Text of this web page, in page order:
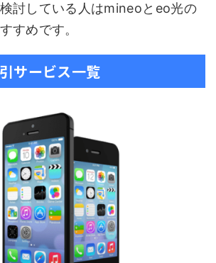
討している人はmineoとeo光の
すめです。
サービス一覧